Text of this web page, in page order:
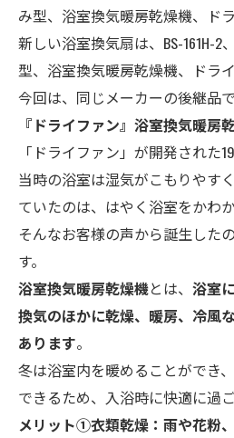
み型、浴室換気暖房乾燥機、ド
新しい浴室換気扇は、BS-161H-
型、浴室換気暖房乾燥機、ドライ
今回は、同じメーカーの後継品
『ドライファン』浴室換気暖房
「ドライファン」が開発された
当時の浴室は湿気がこもりやす
ていたのは、はやく浴室をかわ
そんなお客様の声から誕生した
す。
浴室換気暖房乾燥機とは、 浴室
換気のほかに乾燥、暖房、冷風
あります。
冬は浴室内を暖めることができ
できるため、入浴時に快適に過
メリット①衣類乾燥：雨や花粉